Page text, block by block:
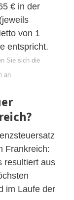
€ in der
von 1
entspricht.
Sie sich die
an
Frankreich:
resultiert aus
im Laufe der